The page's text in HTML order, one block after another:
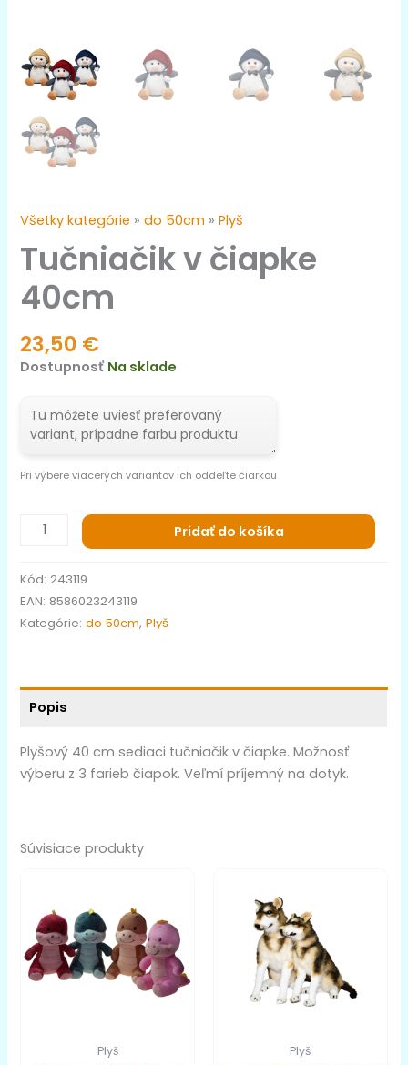
Všetky kategórie »do 50cm »Plyš
Tučniačik v čiapke
40cm
23,50 €
Dostupnosť Na sklade
Pri výbere viacerých variantov ich oddeľte čiarkou
Pridať do košíka
Kód:243119
EAN: 8586023243119
Kategórie:do 50cm,Plyš
Popis
Plyšový 40 cm sediaci tučniačik v čiapke. Možnosť
výberu z 3 farieb čiapok. Veľmí príjemný na dotyk.
Súvisiace produkty
Plyš Plyš